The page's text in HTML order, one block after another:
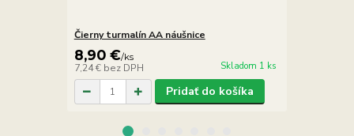
Čierny turmalín AA náušnice
8,90 €/ks
7,24 € bez DPH Skladom 1 ks
Pridať do košíka